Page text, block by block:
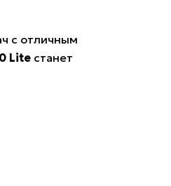
с отличным
Lite станет